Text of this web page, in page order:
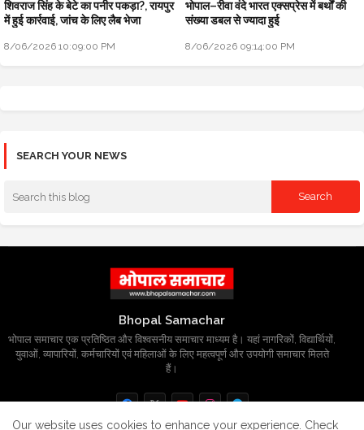
शिवराज सिंह के बेटे का पनीर पकड़ा?, रायपुर
में हुई कार्रवाई, जांच के लिए लैब भेजा
8/06/2026 10:09:00 PM
भोपाल–रीवा वंदे भारत एक्सप्रेस में बर्थों की
संख्या डबल से ज्यादा हुई
8/06/2026 09:14:00 PM
SEARCH YOUR NEWS
Bhopal Samachar
भोपाल समाचार एक प्रतिष्ठित और विश्वसनीय समाचार माध्यम है। यहां नागरिकों, विद्यार्थियों,
युवाओं, व्यापारियों, कर्मचारियों एवं महिलाओं के लिए महत्वपूर्ण और उपयोगी समाचार मिलते
हैं।
Our website uses cookies to enhance your experience. Check